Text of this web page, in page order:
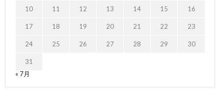
10 11 12 13 14 15 16
17 18 19 20 21 22 23
24 25 26 27 28 29 30
31
« 7月